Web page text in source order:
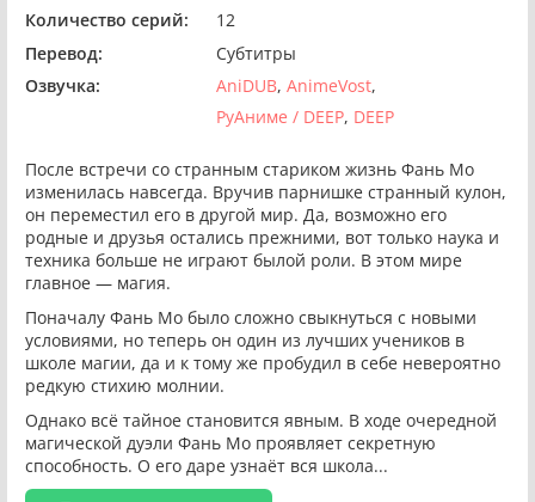
Количество серий:
12
Перевод:
Субтитры
Озвучка:
AniDUB AnimeVost
РуАниме / DEEP DEEP
После встречи со странным стариком жизнь Фань Мо
изменилась навсегда. Вручив парнишке странный кулон,
он переместил его в другой мир. Да, возможно его
родные и друзья остались прежними, вот только наука и
техника больше не играют былой роли. В этом мире
главное — магия.
Поначалу Фань Мо было сложно свыкнуться с новыми
условиями, но теперь он один из лучших учеников в
школе магии, да и к тому же пробудил в себе невероятно
редкую стихию молнии.
Однако всё тайное становится явным. В ходе очередной
магической дуэли Фань Мо проявляет секретную
способность. О его даре узнаёт вся школа...